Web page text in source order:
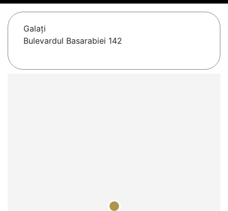
Galaţi
Bulevardul Basarabiei 142